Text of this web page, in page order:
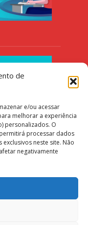
de
e/ou acessar
melhorar a experiência
personalizados. O
processar dados
neste site. Não
negativamente